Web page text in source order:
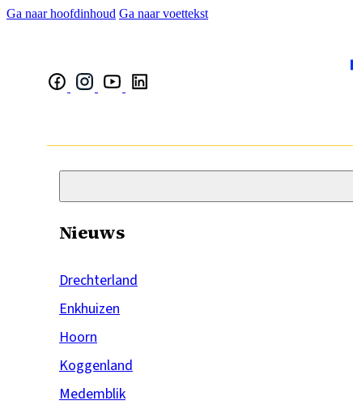
Ga naar hoofdinhoud Ga naar voettekst
Nieuws
Drechterland
Enkhuizen
Hoorn
Koggenland
Medemblik